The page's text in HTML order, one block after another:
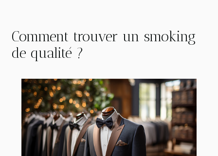
Comment trouver un smoking
de qualité ?